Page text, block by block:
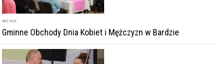
ARTYKUŁ
Gminne Obchody Dnia Kobiet i Mężczyzn w Bardzie